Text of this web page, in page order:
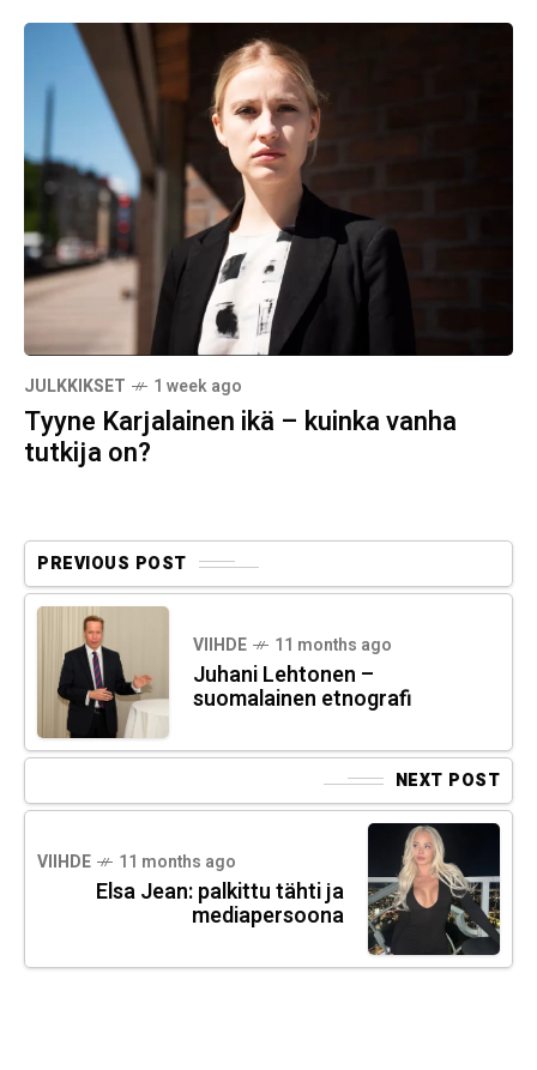
JULKKIKSET 1 week ago
Tyyne Karjalainen ikä – kuinka vanha
tutkija on?
PREVIOUS POST
VIIHDE 11 months ago
Juhani Lehtonen –
suomalainen etnografi
NEXT POST
VIIHDE 11 months ago
Elsa Jean: palkittu tähti ja
mediapersoona